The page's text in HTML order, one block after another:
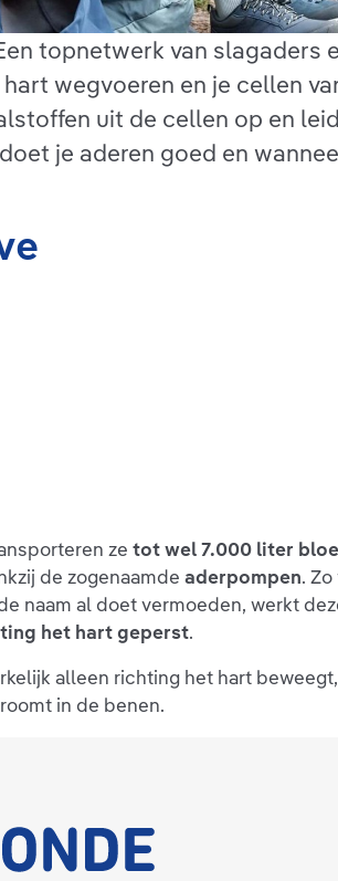
topnetwerk van
wegvoeren en je cellen
uit de cellen op en
je aderen goed en
ze tot wel 7.000 liter
de zogenaamde aderpompen.
naam al doet vermoeden, werkt
het hart geperst.
alleen richting het hart
in de benen.